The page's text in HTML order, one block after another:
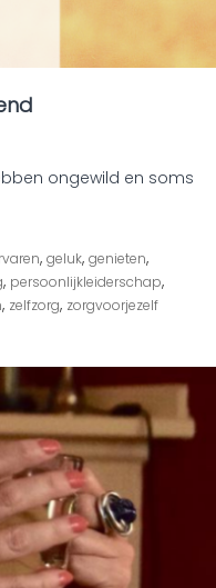
ongewild en soms
, geluk, genieten,
, persoonlijkleiderschap,
, zelfzorg, zorgvoorjezelf